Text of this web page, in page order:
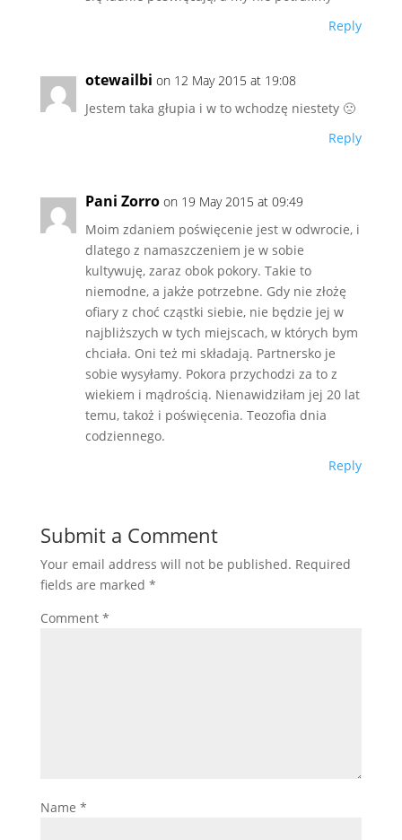
Reply
otewailbi on 12 May 2015 at 19:08
Jestem taka głupia i w to wchodzę niestety 🙁
Reply
Pani Zorro on 19 May 2015 at 09:49
Moim zdaniem poświęcenie jest w odwrocie, i
dlatego z namaszczeniem je w sobie
kultywuję, zaraz obok pokory. Takie to
niemodne, a jakże potrzebne. Gdy nie złożę
ofiary z choć cząstki siebie, nie będzie jej w
najbliższych w tych miejscach, w których bym
chciała. Oni też mi składają. Partnersko je
sobie wysyłamy. Pokora przychodzi za to z
wiekiem i mądrością. Nienawidziłam jej 20 lat
temu, takoż i poświęcenia. Teozofia dnia
codziennego.
Reply
Submit a Comment
Your email address will not be published. Required
fields are marked *
Comment *
Name *